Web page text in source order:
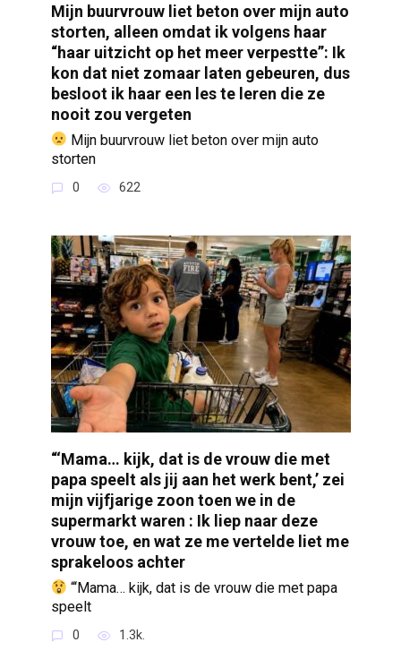
Mijn buurvrouw liet beton over mijn auto
storten, alleen omdat ik volgens haar
“haar uitzicht op het meer verpestte”: Ik
kon dat niet zomaar laten gebeuren, dus
besloot ik haar een les te leren die ze
nooit zou vergeten
Mijn buurvrouw liet beton over mijn auto
storten
0 622
“‘Mama… kijk, dat is de vrouw die met
papa speelt als jij aan het werk bent,’ zei
mijn vijfjarige zoon toen we in de
supermarkt waren : Ik liep naar deze
vrouw toe, en wat ze me vertelde liet me
sprakeloos achter
“‘Mama… kijk, dat is de vrouw die met papa
speelt
0 1.3k.